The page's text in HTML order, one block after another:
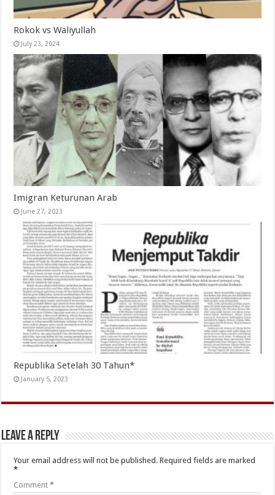
Rokok vs Waliyullah
July 23, 2024
Imigran Keturunan Arab
June 27, 2023
Republika Setelah 30 Tahun*
January 5, 2023
Leave a Reply
Your email address will not be published. Required fields are marked
*
Comment*